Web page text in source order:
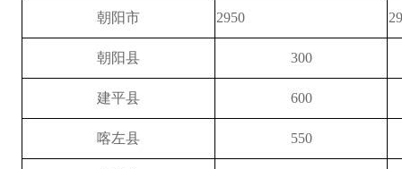
朝阳市 2950
朝阳县 300
建平县 600
喀左县 550